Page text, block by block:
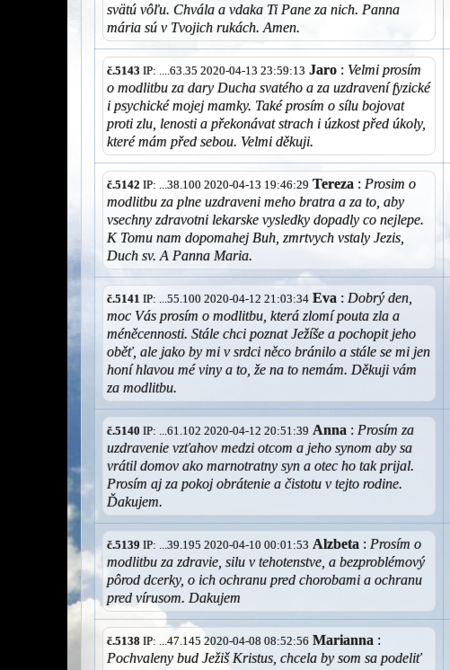
svätú vôľu. Chvála a vdaka Ti Pane za nich. Panna
mária sú v Tvojich rukách. Amen.
č.5143 IP: ....63.35 2020-04-13 23:59:13 Jaro : Velmi prosím
o modlitbu za dary Ducha svatého a za uzdravení fyzické
i psychické mojej mamky. Také prosím o sílu bojovat
proti zlu, lenosti a překonávat strach i úzkost před úkoly,
které mám před sebou. Velmi děkuji.
č.5142 IP: ...38.100 2020-04-13 19:46:29 Tereza : Prosim o
modlitbu za plne uzdraveni meho bratra a za to, aby
vsechny zdravotni lekarske vysledky dopadly co nejlepe.
K Tomu nam dopomahej Buh, zmrtvych vstaly Jezis,
Duch sv. A Panna Maria.
č.5141 IP: ...55.100 2020-04-12 21:03:34 Eva : Dobrý den,
moc Vás prosím o modlitbu, která zlomí pouta zla a
méněcennosti. Stále chci poznat Ježíše a pochopit jeho
oběť, ale jako by mi v srdci něco bránilo a stále se mi jen
honí hlavou mé viny a to, že na to nemám. Děkuji vám
za modlitbu.
č.5140 IP: ...61.102 2020-04-12 20:51:39 Anna : Prosím za
uzdravenie vzťahov medzi otcom a jeho synom aby sa
vrátil domov ako marnotratny syn a otec ho tak prijal.
Prosím aj za pokoj obrátenie a čistotu v tejto rodine.
Ďakujem.
č.5139 IP: ...39.195 2020-04-10 00:01:53 Alzbeta : Prosím o
modlitbu za zdravie, silu v tehotenstve, a bezproblémový
pôrod dcerky, o ich ochranu pred chorobami a ochranu
pred vírusom. Dakujem
č.5138 IP: ...47.145 2020-04-08 08:52:56 Marianna :
Pochvaleny bud Ježiš Kristus, chcela by som sa podeliť